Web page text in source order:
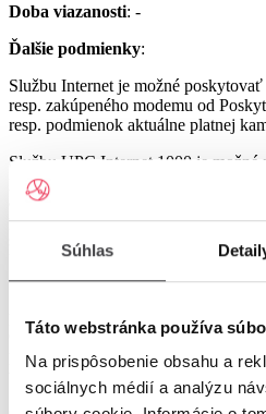
Súhlas
Táto webstránka používa
Na prispôsobenie obsahu a
sociálnych médií a analýzu
Doba viazanosti: -
Ďalšie podmienky:
Službu Internet je možné
resp. zakúpeného modemu od
resp. podmienok aktuálne platnej
Službu UPC Internet 1000 je
prenajatého resp. zakúpeného
alebo GIGA Connect Box 6 (podľa
podľa platnej Tarify resp.
s odbornou inštaláciou), a to v
UPC Internet.
poskytovať len s využitím
GIGA Connect Box 6 od
podmienok aktuálne platnej
to v lokalitách špecifikovaných v